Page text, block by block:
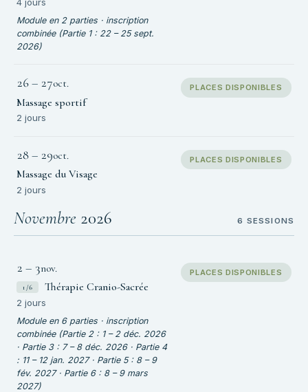
Module en 2 parties · inscription
combinée (Partie 1 : 22 – 25 sept.
2026)
26– 27oct.
Massage sportif
2 jours
PLACES DISPONIBLES
28– 29oct.
Massage du Visage
2 jours
PLACES DISPONIBLES
Novembre 2026 6 SESSIONS
2 – 3nov.
1/6 Thérapie Cranio-Sacrée
2 jours
Module en 6 parties · inscription
combinée (Partie 2 : 1 – 2 déc. 2026
· Partie 3 : 7 – 8 déc. 2026 · Partie 4
: 11 – 12 jan. 2027 · Partie 5 : 8 – 9
fév. 2027 · Partie 6 : 8 – 9 mars
2027)
PLACES DISPONIBLES